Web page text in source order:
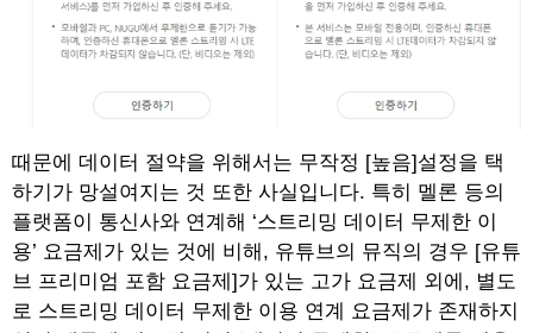
때문에 데이터 절약을 위해서는 무작정 [높음]설정을 택
하기가 망설여지는 것 또한 사실입니다. 특히 멜론 등의
플랫폼이 통신사와 연계해 ‘스트리밍 데이터 무제한 이
용’ 요금제가 있는 것에 비해, 유튜브의 뮤직의 경우 [유튜
브 프리미엄 포함 요금제]가 있는 고가 요금제 외에, 별도
로 스트리밍 데이터 무제한 이용 연계 요금제가 존재하지